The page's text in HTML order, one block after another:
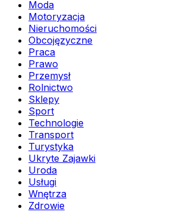
Moda
Motoryzacja
Nieruchomości
Obcojęzyczne
Praca
Prawo
Przemysł
Rolnictwo
Sklepy
Sport
Technologie
Transport
Turystyka
Ukryte Zajawki
Uroda
Usługi
Wnętrza
Zdrowie